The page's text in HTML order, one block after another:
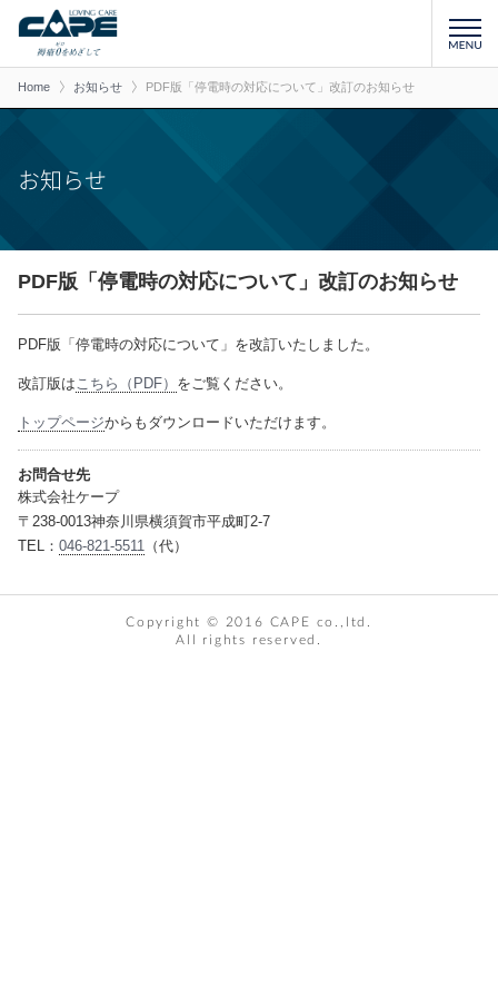
Home お知らせ PDF版「停電時の対応について」改訂のお知らせ
お知らせ
PDF版「停電時の対応について」改訂のお知らせ
PDF版「停電時の対応について」を改訂いたしました。
改訂版はこちら（PDF） をご覧ください。
トップページからもダウンロードいただけます。
お問合せ先
株式会社ケープ
〒238-0013神奈川県横須賀市平成町2-7
TEL： 046-821-5511 （代）
Copyright © 2016 CAPE co.,ltd.
All rights reserved.